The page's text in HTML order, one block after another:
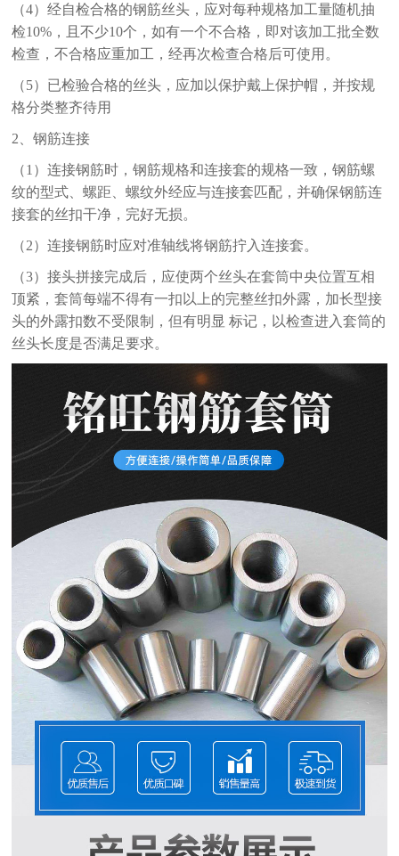
（4）经自检合格的钢筋丝头，应对每种规格加工量随机抽
检10%，且不少10个，如有一个不合格，即对该加工批全数
检查，不合格应重加工，经再次检查合格后可使用。
（5）已检验合格的丝头，应加以保护戴上保护帽，并按规
格分类整齐待用
2、钢筋连接
（1）连接钢筋时，钢筋规格和连接套的规格一致，钢筋螺
纹的型式、螺距、螺纹外经应与连接套匹配，并确保钢筋连
接套的丝扣干净，完好无损。
（2）连接钢筋时应对准轴线将钢筋拧入连接套。
（3）接头拼接完成后，应使两个丝头在套筒中央位置互相
顶紧，套筒每端不得有一扣以上的完整丝扣外露，加长型接
头的外露扣数不受限制，但有明显 标记，以检查进入套筒的
丝头长度是否满足要求。